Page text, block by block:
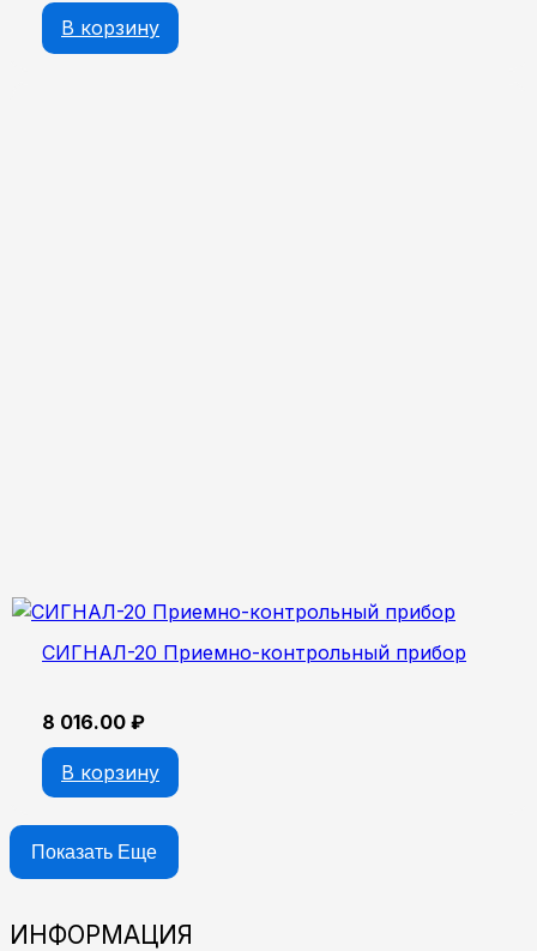
В корзину
СИГНАЛ-20 Приемно-контрольный прибор
8 016.00 ₽
В корзину
Показать Еще
ИНФОРМАЦИЯ